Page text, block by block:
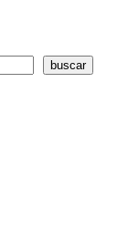
buscar